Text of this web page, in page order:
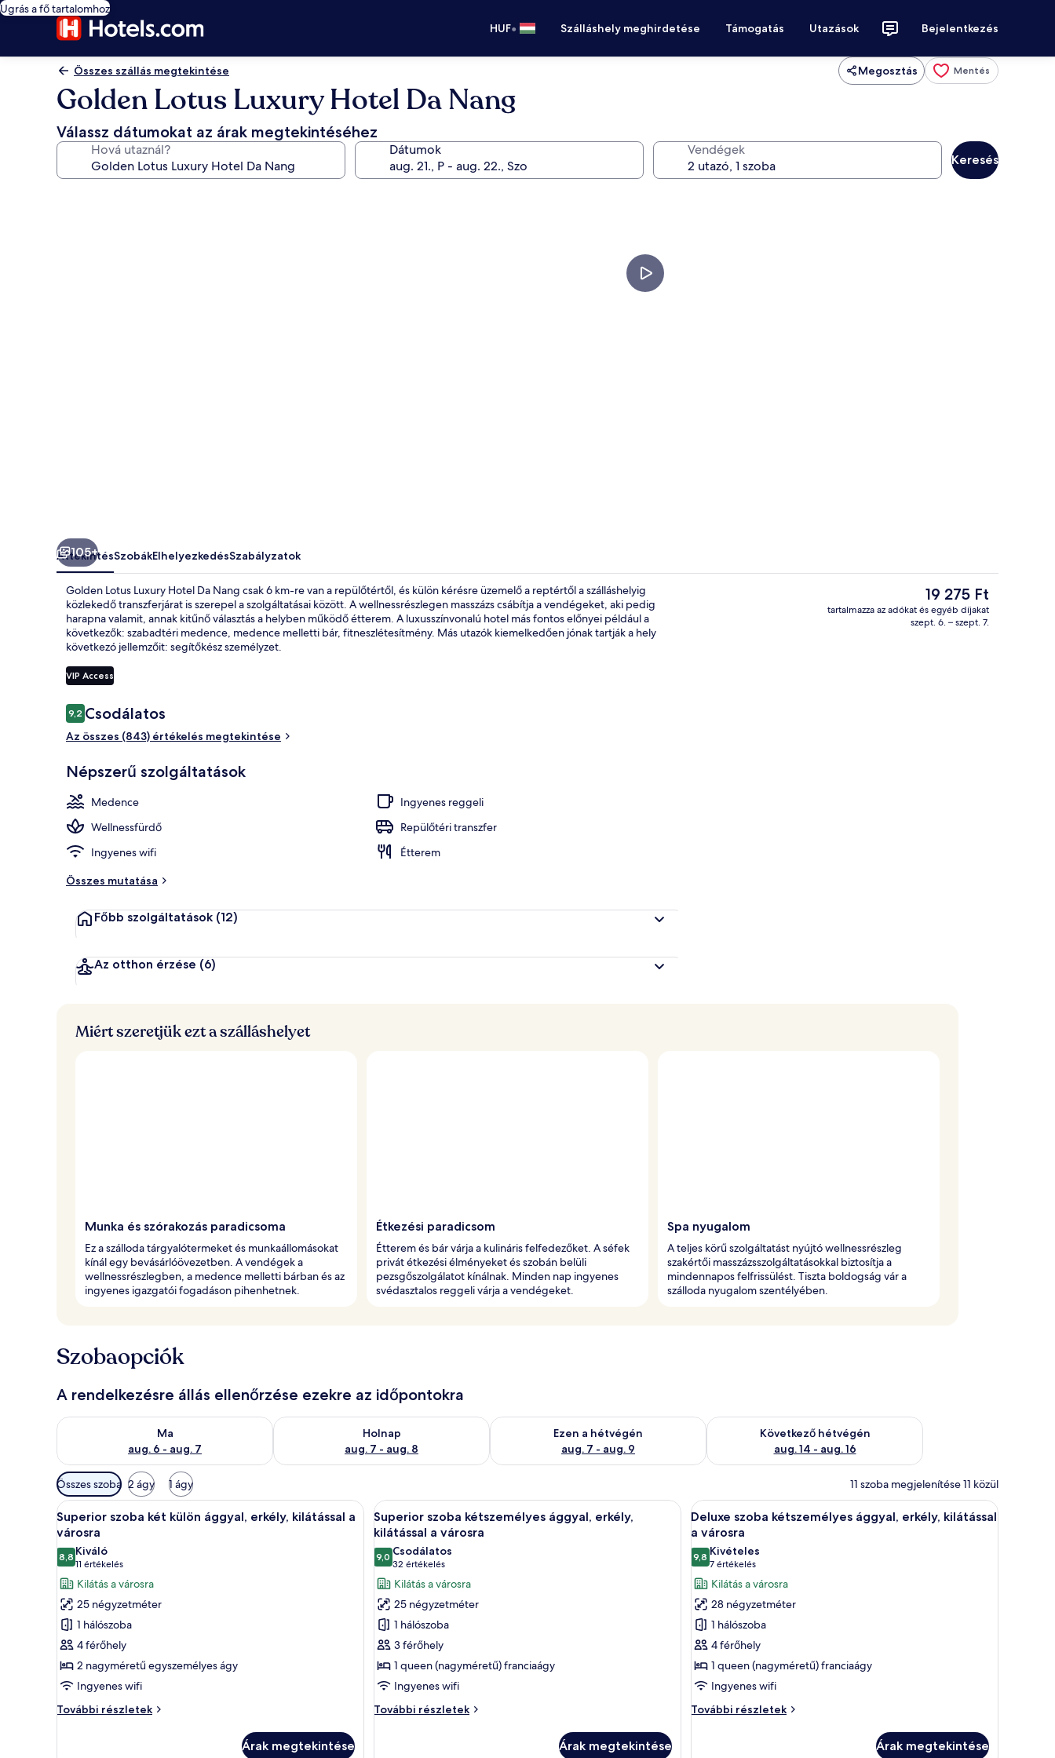
Ugrás a fő tartalomhoz
HUF• Szálláshely meghirdetése Támogatás Utazások Bejelentkezés
Összes szállás megtekintése Megosztás Mentés
Golden Lotus Luxury Hotel Da Nang
Válassz dátumokat az árak megtekintéséhez
Hová utaznál? Dátumok Vendégek
Keresés
Terasz/udvar Kilátás a szobából
105+
ÁttekintésSzobákElhelyezkedésSzabályzatok
Golden Lotus Luxury Hotel Da Nang csak 6 km-re van a repülőtértől, és külön kérésre üzemelő a reptértől a szálláshelyig
közlekedő transzferjárat is szerepel a szolgáltatásai között. A wellnessrészlegen masszázs csábítja a vendégeket, aki pedig
harapna valamit, annak kitűnő választás a helyben működő étterem. A luxusszínvonalú hotel más fontos előnyei például a
következők: szabadtéri medence, medence melletti bár, fitneszlétesítmény. Más utazók kiemelkedően jónak tartják a hely
következó jellemzőit: segítőkész személyzet.
VIP Access
Értékelések
9,29,2 ennyiből: 10
Csodálatos
Az összes (843) értékelés megtekintése
Népszerű szolgáltatások
Medence
Ingyenes reggeli
Wellnessfürdő
Repülőtéri transzfer
Ingyenes wifi
Étterem
Összes mutatása
Főbb szolgáltatások (12)
Az otthon érzése (6)
A
jelenlegi
ár
19 275 Ft
tartalmazza az adókat és egyéb díjakat
szept. 6. – szept. 7.
Miért szeretjük ezt a szálláshelyet
Munka és szórakozás paradicsoma
Ez a szálloda tárgyalótermeket és munkaállomásokat
kínál egy bevásárlóövezetben. A vendégek a
wellnessrészlegben, a medence melletti bárban és az
ingyenes igazgatói fogadáson pihenhetnek.
Étkezési paradicsom
Étterem és bár várja a kulináris felfedezőket. A séfek
privát étkezési élményeket és szobán belüli
pezsgőszolgálatot kínálnak. Minden nap ingyenes
svédasztalos reggeli várja a vendégeket.
Spa nyugalom
A teljes körű szolgáltatást nyújtó wellnessrészleg
szakértői masszázsszolgáltatásokkal biztosítja a
mindennapos felfrissülést. Tiszta boldogság vár a
szálloda nyugalom szentélyében.
Szobaopciók
A rendelkezésre állás ellenőrzése ezekre az időpontokra
Ma
aug. 6 - aug. 7
A ma esti rendelkezésre állás ellenőrzése: aug. 6 - aug. 7
Holnap
aug. 7 - aug. 8
A holnapi rendelkezésre állás ellenőrzése: aug. 7 - aug. 8
Ezen a hétvégén
aug. 7 - aug. 9
A mostani hétvégi rendelkezésre állás ellenőrzése: aug. 7 - aug. 9
Következő hétvégén
aug. 14 - aug. 16
A következő hétvégi rendelkezésre állás ellenőrzése: aug. 14 -
Szobákhoz
rendelkezésre
álló
szűrők
Összes szoba 2 ágy 1 ágy 11 szoba megjelenítése 11 közül
A
következő
szoba
összes
képének
megtekintése:
Superior
szoba
két
külön
ággyal,
erkély,
Egy szállodai szoba két ággyal, parkettás padlóval, nagy ablakkal és egy falfestménnyel.
9
Superior szoba két külön ággyal, erkély, kilátással a
városra
8,810-ből 8,8
Kiváló
11 értékelés
(11
értékelés)
Kilátás a városra
25 négyzetméter
1 hálószoba
4 férőhely
2 nagyméretű egyszemélyes ágy
Ingyenes wifi
További részletek
Superior
Árak megtekintése
A
következő
szoba
összes
képének
megtekintése:
Superior
szoba
kétszemélyes
ággyal,
erkély,
kilátással
Egy szállodai szoba, amelyben egy nagy ágy, egy laptopos íróasztal, egy nagy ablakon átnyíló kilátás a városra,
9
Superior szoba kétszemélyes ággyal, erkély,
kilátással a városra
9,010-ből 9,0
Csodálatos
32 értékelés
(32
értékelés)
Kilátás a városra
25 négyzetméter
1 hálószoba
3 férőhely
1 queen (nagyméretű) franciaágy
Ingyenes wifi
További részletek
Superior
Árak megtekintése
A
következő
szoba
összes
képének
megtekintése:
Deluxe
szoba
kétszemélyes
ággyal,
erkély,
kilátással
Egy szállodai szoba, amelyben egy nagy
12
Deluxe szoba kétszemélyes ággyal, erkély, kilátással
a városra
9,810-ből 9,8
Kivételes
7 értékelés
(7
értékelés)
Kilátás a városra
28 négyzetméter
1 hálószoba
4 férőhely
1 queen (nagyméretű) franciaágy
Ingyenes wifi
További részletek
Deluxe
Árak megtekintése